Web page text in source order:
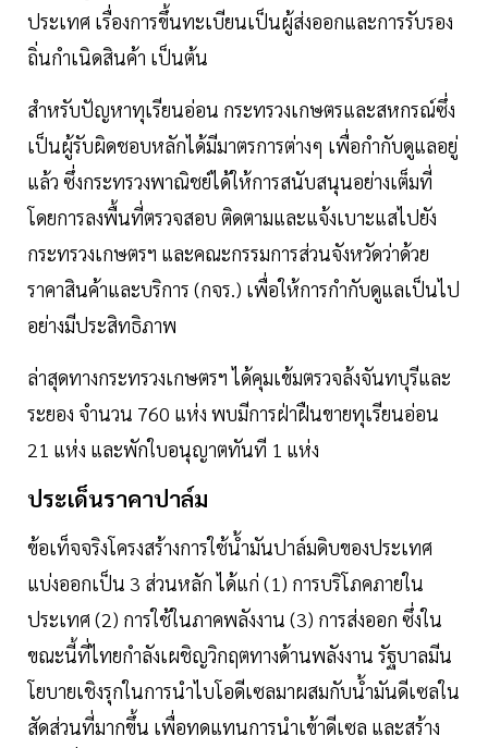
ประเทศ เรื่องการขึ้นทะเบียนเป็นผู้ส่งออกและการรับรอง
ถิ่นกําเนิดสินค้า เป็นต้น
สําหรับปัญหาทุเรียนอ่อน กระทรวงเกษตรและสหกรณ์ซึ่ง
เป็นผู้รับผิดชอบหลักได้มีมาตรการต่างๆ เพื่อกํากับดูแลอยู่
แล้ว ซึ่งกระทรวงพาณิชย์ได้ให้การสนับสนุนอย่างเต็มที่
โดยการลงพื้นที่ตรวจสอบ ติดตามและแจ้งเบาะแสไปยัง
กระทรวงเกษตรฯ และคณะกรรมการส่วนจังหวัดว่าด้วย
ราคาสินค้าและบริการ (กจร.) เพื่อให้การกํากับดูแลเป็นไป
อย่างมีประสิทธิภาพ
ล่าสุดทางกระทรวงเกษตรฯ ได้คุมเข้มตรวจล้งจันทบุรีและ
ระยอง จํานวน 760 แห่ง พบมีการฝ่าฝืนขายทุเรียนอ่อน
21 แห่ง และพักใบอนุญาตทันที 1 แห่ง
ประเด็นราคาปาล์ม
ข้อเท็จจริงโครงสร้างการใช้นํ้ามันปาล์มดิบของประเทศ
แบ่งออกเป็น 3 ส่วนหลัก ได้แก่ (1) การบริโภคภายใน
ประเทศ (2) การใช้ในภาคพลังงาน (3) การส่งออก ซึ่งใน
ขณะนี้ที่ไทยกําลังเผชิญวิกฤตทางด้านพลังงาน รัฐบาลมีน
โยบายเชิงรุกในการนําไบโอดีเซลมาผสมกับนํ้ามันดีเซลใน
สัดส่วนที่มากขึ้น เพื่อทดแทนการนําเข้าดีเซล และสร้าง